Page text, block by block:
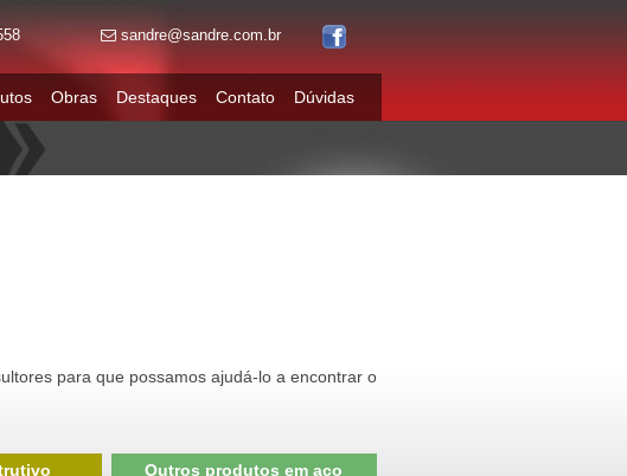
sandre@sandre.com.br
Obras Destaques Contato Dúvidas
para que possamos ajudá-lo a encontrar o
Outros produtos em aço